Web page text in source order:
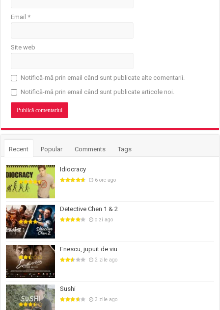
Email*
Site web
Notifică-mă prin email când sunt publicate alte comentarii.
Notifică-mă prin email când sunt publicate articole noi.
Recent Popular Comments Tags
Idiocracy
6 ore ago
Detective Chen 1 & 2
o zi ago
Enescu, jupuit de viu
2 zile ago
Sushi
3 zile ago